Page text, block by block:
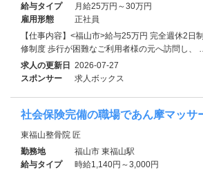
給与タイプ
月給25万円～30万円
雇用形態
正社員
【仕事内容】<福山市>給与25万円 完全週休2日
修制度 歩行が困難なご利用者様の元へ訪問し、 …
求人の更新日 2026-07-27
スポンサー
求人ボックス
社会保険完備の職場であん摩マッサ
東福山整骨院 匠
勤務地
福山市 東福山駅
給与タイプ
時給1,140円～3,000円